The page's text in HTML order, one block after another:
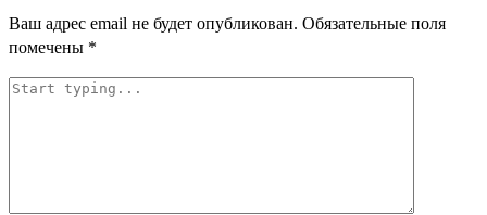
Ваш адрес email не будет опубликован. Обязательные поля
помечены *